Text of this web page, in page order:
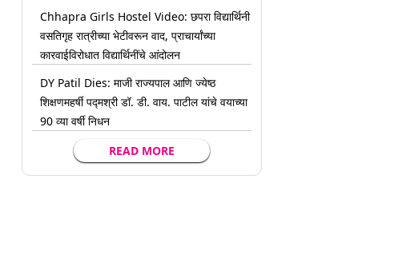
Chhapra Girls Hostel Video: छपरा विद्यार्थिनी
वसतिगृह रात्रीच्या भेटीवरून वाद, प्राचार्यांच्या
कारवाईविरोधात विद्यार्थिनींचे आंदोलन
DY Patil Dies: माजी राज्यपाल आणि ज्येष्ठ
शिक्षणमहर्षी पद्मश्री डॉ. डी. वाय. पाटील यांचे वयाच्या
90 व्या वर्षी निधन
READ MORE